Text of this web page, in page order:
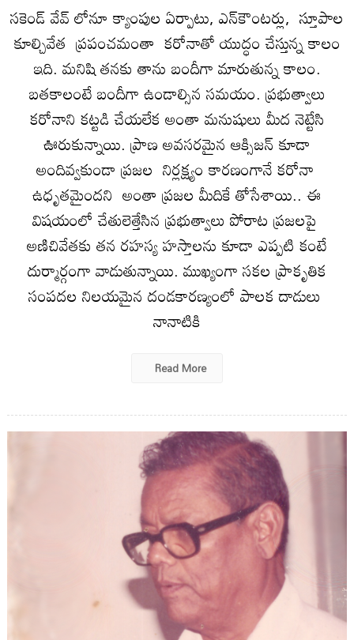
స‌కెండ్ వేవ్ లోనూ క్యాంపుల ఏర్పాటు, ఎన్‌కౌంట‌ర్లు, స్తూపాల
కూల్చివేత ప్రపంచమంతా కరోనాతో యుద్ధం చేస్తున్న కాలం
ఇది. మనిషి తనకు తాను బందీగా మారుతున్న కాలం.
బతకాలంటే బందీగా ఉండాల్సిన సమయం. ప్రభుత్వాలు
కరోనాని కట్టడి చేయలేక అంతా మనుషులు మీద నెట్టేసి
ఊరుకున్నాయి. ప్రాణ అవ‌స‌ర‌మైన ఆక్సిజ‌న్ కూడా
అందివ్వ‌కుండా ప్ర‌జ‌ల నిర్లక్ష్యం కారణంగానే కరోనా
ఉధృత‌మైందని అంతా ప్రజల మీదికే తోసేశాయి.. ఈ
విష‌యంలో చేతులెత్తేసిన ప్రభుత్వాలు పోరాట ప్రజలపై
అణిచివేత‌కు త‌న ర‌హ‌స్య హ‌స్తాల‌ను కూడా ఎప్ప‌టి కంటే
దుర్మార్గంగా వాడుతున్నాయి. ముఖ్యంగా స‌క‌ల ప్రాకృతిక
సంప‌ద‌ల‌ నిలయమైన దండకారణ్యంలో పాల‌క దాడులు
నానాటికి
Read More